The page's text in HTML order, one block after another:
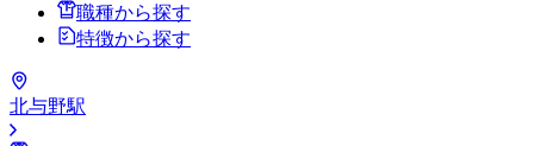
職種から探す
特徴から探す
北与野駅